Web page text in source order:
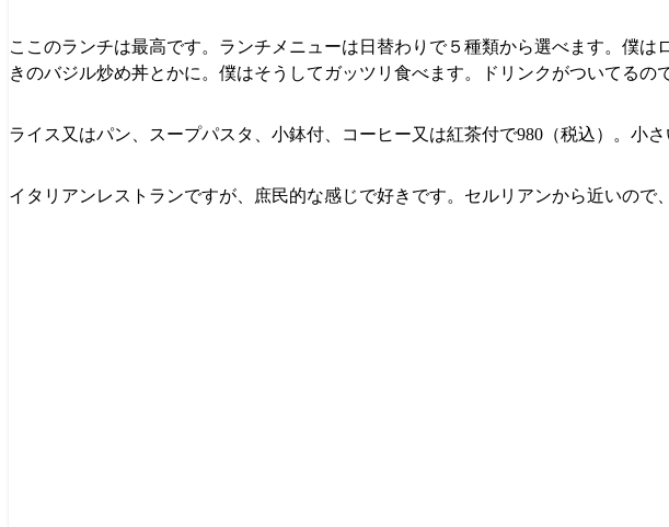
ここのランチは最高です。ランチメニューは日替わりで５種類から選べます。僕
きのバジル炒め丼とかに。僕はそうしてガッツリ食べます。ドリンクがついてるの
ライス又はパン、スープパスタ、小鉢付、コーヒー又は紅茶付で980（税込）。小
イタリアンレストランですが、庶民的な感じで好きです。セルリアンから近いので